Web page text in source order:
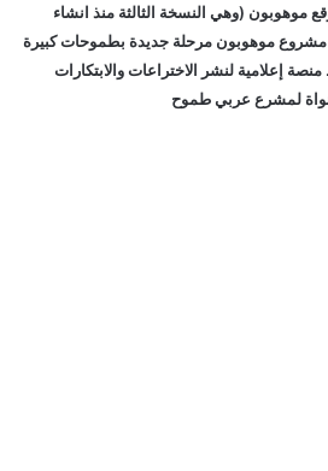
موهوبون (وهي النسخة الثالثة منذ انشاء
العام 2007) يدخل مشروع موهوبون مرحلة جديدة بطموحات كبيرة
إعلامية لنشر الاختراعات والابتكارات
ونواة لمشرع عربي طموح